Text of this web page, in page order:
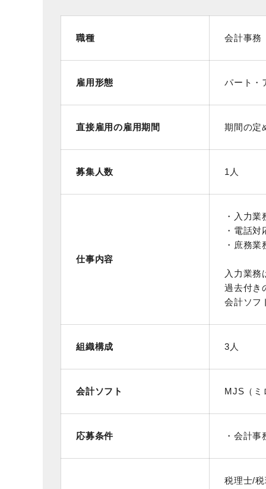
職種 会計事務
雇用形態 パート・
直接雇用の雇用期間 期間の定
募集人数 1人
仕事内容
・入力業
・電話対
・庶務
入力業務
過去付き
会計ソフ
組織構成 3人
会計ソフト MJS（ミ
応募条件 ・会計
税理士/